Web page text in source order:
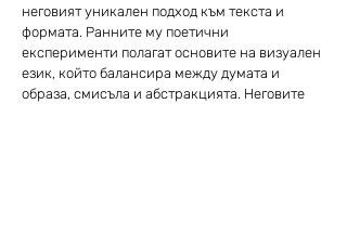
неговият уникален подход към текста и
формата. Ранните му поетични
експерименти полагат основите на визуален
език, който балансира между думата и
образа, смисъла и абстракцията. Неговите